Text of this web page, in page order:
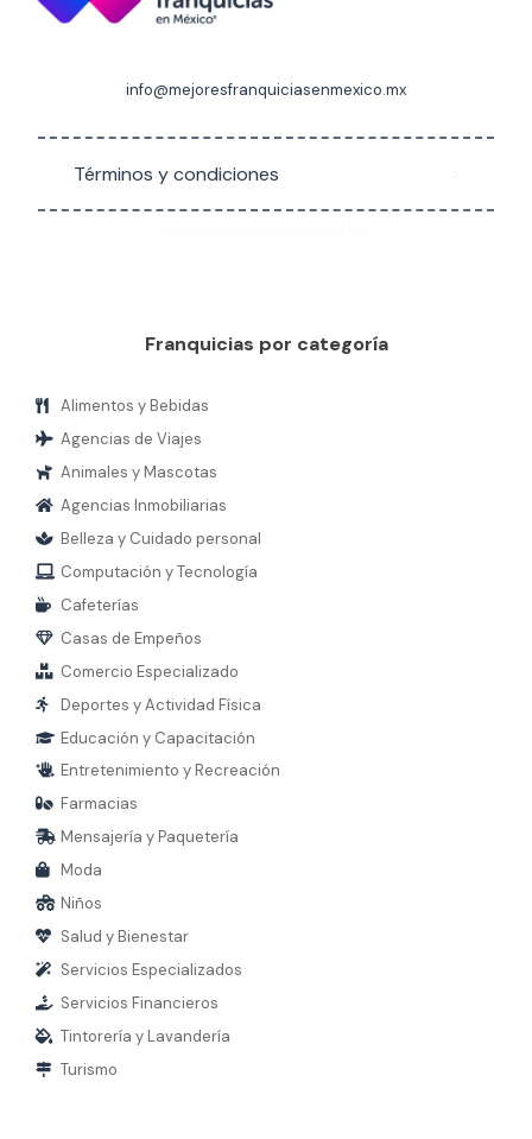
info@mejoresfranquiciasenmexico.mx
Términos y condiciones
Franquicias por categoría
Alimentos y Bebidas
Agencias de Viajes
Animales y Mascotas
Agencias Inmobiliarias
Belleza y Cuidado personal
Computación y Tecnología
Cafeterías
Casas de Empeños
Comercio Especializado
Deportes y Actividad Física
Educación y Capacitación
Entretenimiento y Recreación
Farmacias
Mensajería y Paquetería
Moda
Niños
Salud y Bienestar
Servicios Especializados
Servicios Financieros
Tintorería y Lavandería
Turismo